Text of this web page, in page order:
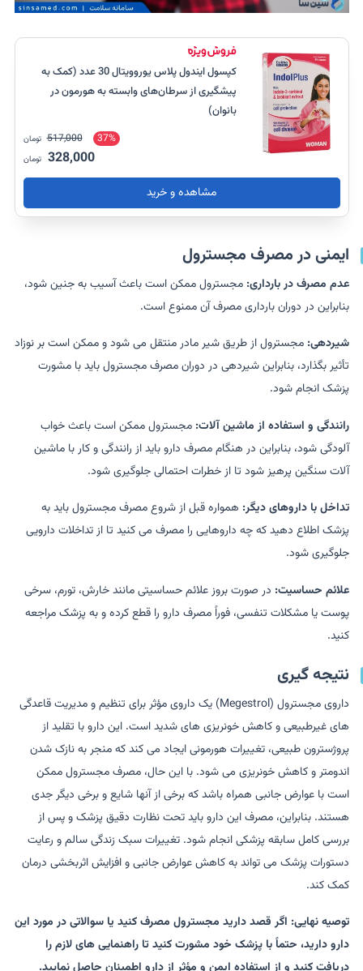
کپسول ایندول پلاس یوروویتال 30 عدد (کمک به
پیشگیری از سرطان‌های وابسته به هورمون در
بانوان)
37%
517,000 تومان
328,000 تومان
مشاهده و خرید
ایمنی در مصرف مجسترول
عدم مصرف در بارداری: مجسترول ممکن است باعث آسیب به جنین شود،
بنابراین در دوران بارداری مصرف آن ممنوع است.
شیردهی: مجسترول از طریق شیر مادر منتقل می شود و ممکن است بر نوزاد
تأثیر بگذارد، بنابراین شیردهی در دوران مصرف مجسترول باید با مشورت
پزشک انجام شود.
رانندگی و استفاده از ماشین آلات: مجسترول ممکن است باعث خواب
آلودگی شود، بنابراین در هنگام مصرف دارو باید از رانندگی و کار با ماشین
آلات سنگین پرهیز شود تا از خطرات احتمالی جلوگیری شود.
تداخل با داروهای دیگر: همواره قبل از شروع مصرف مجسترول باید به
پزشک اطلاع دهید که چه داروهایی را مصرف می کنید تا از تداخلات دارویی
جلوگیری شود.
علائم حساسیت: در صورت بروز علائم حساسیتی مانند خارش، تورم، سرخی
پوست یا مشکلات تنفسی، فوراً مصرف دارو را قطع کرده و به پزشک مراجعه
کنید.
نتیجه گیری
داروی مجسترول (Megestrol) یک داروی مؤثر برای تنظیم و مدیریت قاعدگی
های غیرطبیعی و کاهش خونریزی های شدید است. این دارو با تقلید از
پروژسترون طبیعی، تغییرات هورمونی ایجاد می کند که منجر به نازک شدن
اندومتر و کاهش خونریزی می شود. با این حال، مصرف مجسترول ممکن
است با عوارض جانبی همراه باشد که برخی از آنها شایع و برخی دیگر جدی
هستند. بنابراین، مصرف این دارو باید تحت نظارت دقیق پزشک و پس از
بررسی کامل سابقه پزشکی انجام شود. تغییرات سبک زندگی سالم و رعایت
دستورات پزشک می تواند به کاهش عوارض جانبی و افزایش اثربخشی درمان
کمک کند.
توصیه نهایی: اگر قصد دارید مجسترول مصرف کنید یا سوالاتی در مورد این
دارو دارید، حتماً با پزشک خود مشورت کنید تا راهنمایی های لازم را